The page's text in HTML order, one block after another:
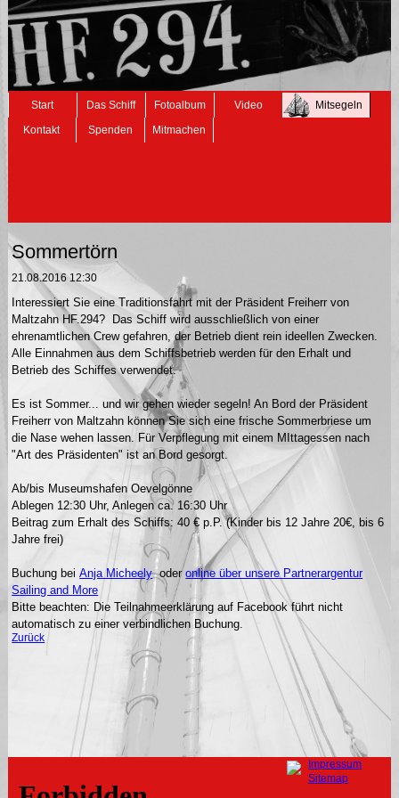
Navigation
überspringen
Start Das Schiff Fotoalbum Video
Mitsegeln
Kontakt
Spenden Mitmachen
Sommertörn
21.08.2016 12:30
Interessiert Sie eine Traditionsfahrt mit der Präsident Freiherr von
Maltzahn HF.294? Das Schiff wird ausschließlich von einer
ehrenamtlichen Crew gefahren, der Betrieb dient rein ideellen Zwecken.
Alle Einnahmen aus dem Schiffsbetrieb werden für den Erhalt und
Betrieb des Schiffes verwendet.
Es ist Sommer... und wir gehen wieder segeln! An Bord der Präsident
Freiherr von Maltzahn können Sie sich eine frische Sommerbriese um
die Nase wehen lassen. Für Verpflegung mit einem MIttagessen nach
"Art des Präsidenten" ist an Bord gesorgt.
Ab/bis Museumshafen Oevelgönne
Ablegen 12:30 Uhr, Anlegen ca. 16:30 Uhr
Beitrag zum Erhalt des Schiffs: 40 € p.P. (Kinder bis 12 Jahre 20€, bis 6
Jahre frei)
Buchung beiAnja Micheelyoderonline über unsere Partnerargentur
Sailing and More
Bitte beachten: Die Teilnahmeerklärung auf Facebook führt nicht
automatisch zu einer verbindlichen Buchung.
Zurück
Navigation
überspringen
Impressum
Sitemap